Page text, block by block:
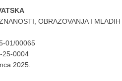
OBRAZOVANJA I MLADIH
01/00065
25-0004
2025.